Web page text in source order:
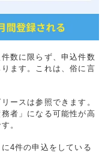
数に限らず、申込件数
ます。これは、俗に言
ースは参照できます。
者」になる可能性が高
。
4件の申込をしている